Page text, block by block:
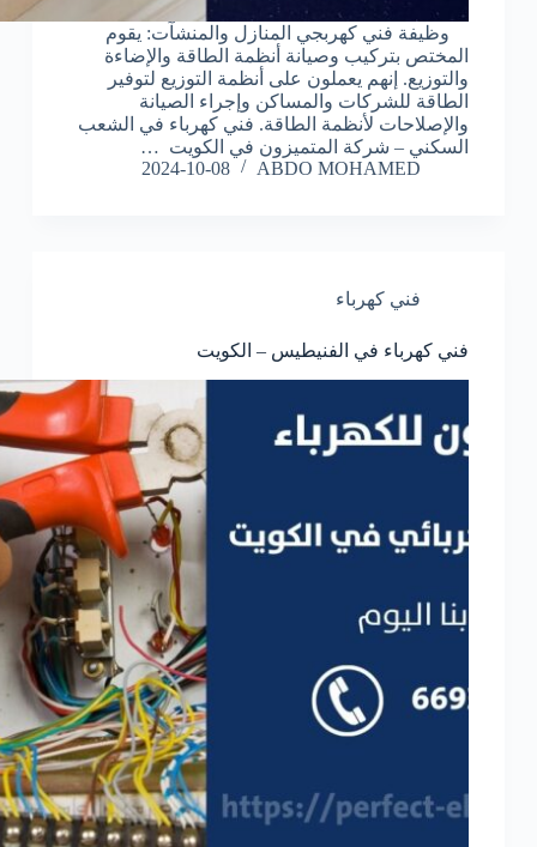
وظيفة فني كهربجي المنازل والمنشآت: يقوم
المختص بتركيب وصيانة أنظمة الطاقة والإضاءة
والتوزيع. إنهم يعملون على أنظمة التوزيع لتوفير
الطاقة للشركات والمساكن وإجراء الصيانة
والإصلاحات لأنظمة الطاقة. فني كهرباء في الشعب
السكني – شركة المتميزون في الكويت …
ABDO MOHAMED
2024-10-08
فني كهرباء
فني كهرباء في الفنيطيس – الكويت